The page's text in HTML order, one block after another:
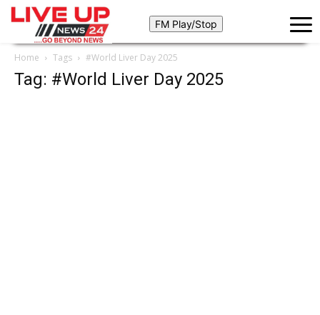
Home Tags #World Liver Day 2025
Tag: #World Liver Day 2025